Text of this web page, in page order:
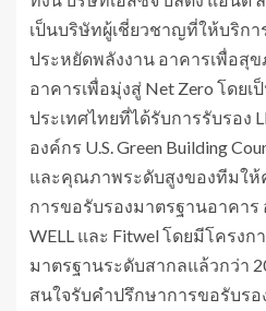
เป็นบริษัทผู้เชี่ยวชาญที่ให้บริกา
ประหยัดพลังงาน อาคารเพื่อสุ
อาคารเพื่อมุ่งสู่ Net Zero โดยเ
ประเทศไทยที่ได้รับการรับรอง
องค์กร U.S. Green Building
และคุณภาพระดับสูงของทีมให้
การขอรับรองมาตรฐานอาคาร อ
WELL และ Fitwel โดยมีโครง
มาตรฐานระดับสากลแล้วกว่า
สนใจรับคำปรึกษาการขอรับร